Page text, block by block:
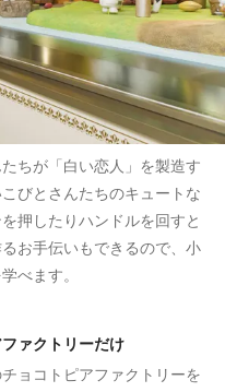
ちが「白い恋人」を製造す
びとさんたちのキュートな
押したりハンドルを回すと
お手伝いもできるので、小
べます。
ァクトリーだけ
ョコトピアファクトリーを